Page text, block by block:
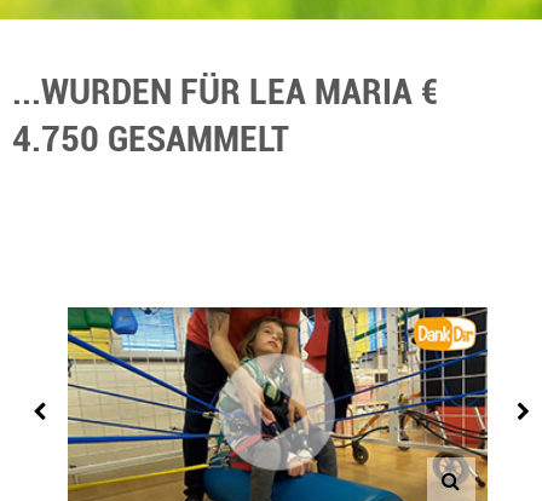
...WURDEN FÜR LEA MARIA €
4.750 GESAMMELT